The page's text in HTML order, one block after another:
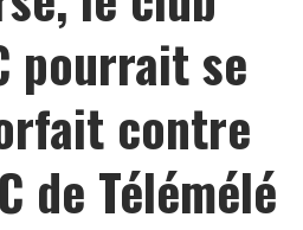
pourrait se
contre
de Télémélé